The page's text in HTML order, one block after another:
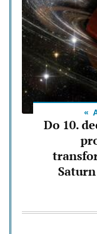
Do 10.